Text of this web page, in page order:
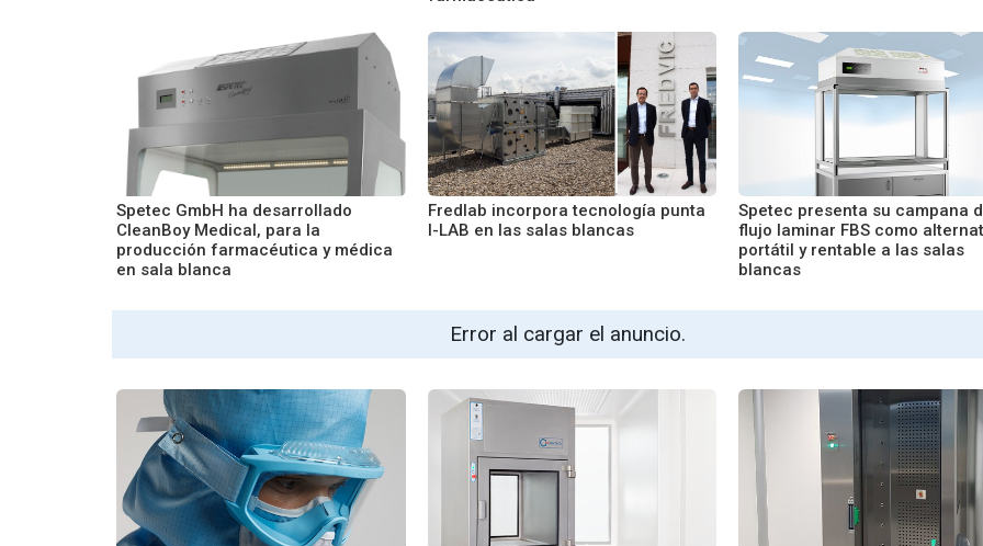
Spetec GmbH ha desarrollado
CleanBoy Medical, para la
producción farmacéutica y médica
en sala blanca
Fredlab incorpora tecnología punta
I-LAB en las salas blancas
Spetec presenta su campana
flujo laminar FBS como
portátil y rentable a las salas
blancas
Error al cargar el anuncio.